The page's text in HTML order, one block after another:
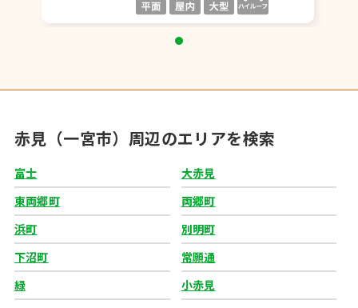
赤見（一宮市）周辺のエリアを検索
富士
大赤見
東両郷町
両郷町
浜町
別明町
下沼町
常願通
緑
小赤見